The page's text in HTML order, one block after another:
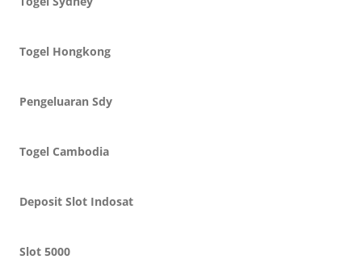
Togel Hongkong
Pengeluaran Sdy
Togel Cambodia
Deposit Slot Indosat
Slot 5000